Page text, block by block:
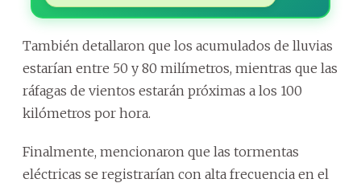
También detallaron que los acumulados de lluvias
estarían entre 50 y 80 milímetros, mientras que las
ráfagas de vientos estarán próximas a los 100
kilómetros por hora.
Finalmente, mencionaron que las tormentas
eléctricas se registrarían con alta frecuencia en el